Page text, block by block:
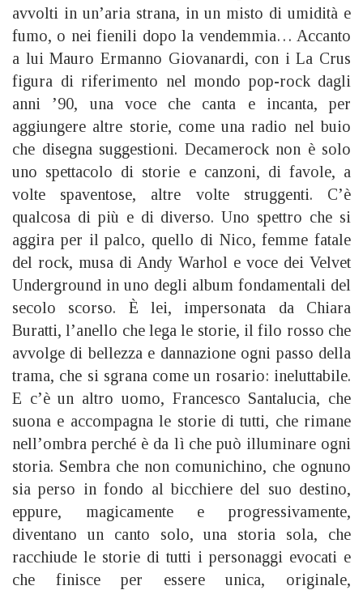
avvolti in un’aria strana, in un misto di umidità e
fumo, o nei fienili dopo la vendemmia… Accanto
a lui Mauro Ermanno Giovanardi, con i La Crus
figura di riferimento nel mondo pop-rock dagli
anni ’90, una voce che canta e incanta, per
aggiungere altre storie, come una radio nel buio
che disegna suggestioni. Decamerock non è solo
uno spettacolo di storie e canzoni, di favole, a
volte spaventose, altre volte struggenti. C’è
qualcosa di più e di diverso. Uno spettro che si
aggira per il palco, quello di Nico, femme fatale
del rock, musa di Andy Warhol e voce dei Velvet
Underground in uno degli album fondamentali del
secolo scorso. È lei, impersonata da Chiara
Buratti, l’anello che lega le storie, il filo rosso che
avvolge di bellezza e dannazione ogni passo della
trama, che si sgrana come un rosario: ineluttabile.
E c’è un altro uomo, Francesco Santalucia, che
suona e accompagna le storie di tutti, che rimane
nell’ombra perché è da lì che può illuminare ogni
storia. Sembra che non comunichino, che ognuno
sia perso in fondo al bicchiere del suo destino,
eppure, magicamente e progressivamente,
diventano un canto solo, una storia sola, che
racchiude le storie di tutti i personaggi evocati e
che finisce per essere unica, originale,